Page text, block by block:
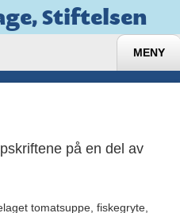
Stiftelsen
MENY
på en del av
tomatsuppe, fiskegryte,